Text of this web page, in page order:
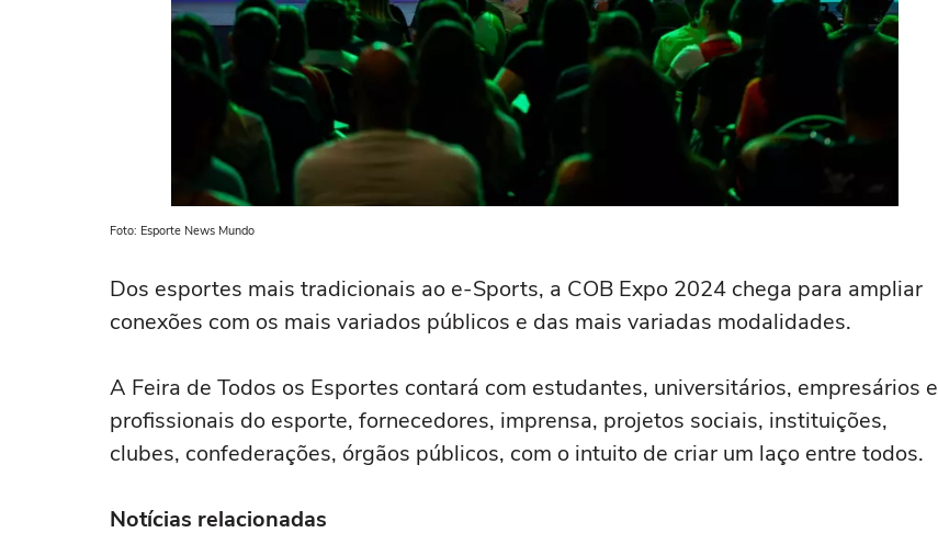
Foto: Esporte News Mundo
Dos esportes mais tradicionais ao e-Sports, a COB Expo 2024 chega para ampliar
conexões com os mais variados públicos e das mais variadas modalidades.
A Feira de Todos os Esportes contará com estudantes, universitários, empresários e
profissionais do esporte, fornecedores, imprensa, projetos sociais, instituições,
clubes, confederações, órgãos públicos, com o intuito de criar um laço entre todos.
Notícias relacionadas